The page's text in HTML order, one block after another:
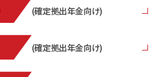
(確定拠出年金向け)
(確定拠出年金向け)